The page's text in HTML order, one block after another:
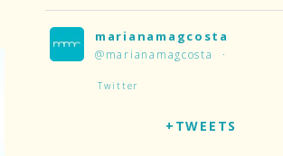
marianamagcosta
@marianamagcosta ·
Twitter
+TWEETS